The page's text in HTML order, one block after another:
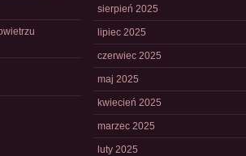
sierpień 2025
lipiec 2025
czerwiec 2025
maj 2025
kwiecień 2025
marzec 2025
luty 2025